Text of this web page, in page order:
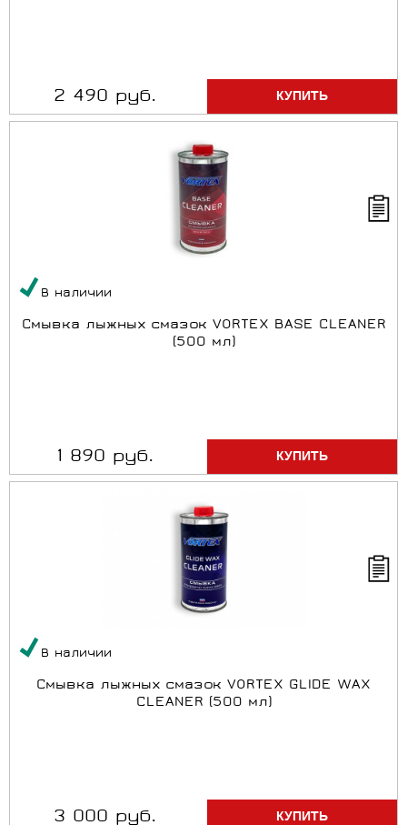
2 490 руб.
В наличии
Смывка лыжных смазок VORTEX BASE CLEANER
(500 мл)
1 890 руб.
В наличии
Смывка лыжных смазок VORTEX GLIDE WAX
CLEANER (500 мл)
3 000 руб.